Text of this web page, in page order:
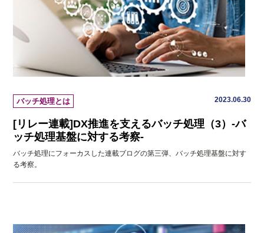
バッチ処理とは 2023.06.30
[リレー連載]DX推進を支えるバッチ処理（3）-バ
ッチ処理基盤に対する考察-
バッチ処理にフォーカスした連載ブログの第三弾、バッチ処理基盤に対す
る考察。